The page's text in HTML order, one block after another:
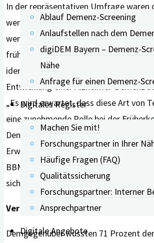
Ablauf Demenz-Screening
Anlaufstellen nach dem
digiDEM Bayern – Demenz-
Nähe
Anfrage für einen Demenz-
Digitales Register
Machen Sie mit!
Forschungspartner in Ihrer
Häufige Fragen (FAQ)
Qualitätssicherung
Forschungspartner: Interner
Ansprechpartner
Digitale Angebote
In der repräsentativen Umfrage waren
weniger bekannt als kognitive
werden diese Testungen immer
frühe neuropathologische
identifizieren, die in Zusammenhang mit
Entwicklung einer Alzheimer-Demenz
„Es wird erwartet, dass diese Art von
eine zunehmende Rolle bei der
Demenz spielen wird.“ 81 Prozent der
Erwachsenen waren sich jedoch über
BBM-Tests nicht im Klaren und nur
sich sofort testen lassen.
Vertraut mit kognitiven Screenings
Demgegenüber wussten 71 Prozent